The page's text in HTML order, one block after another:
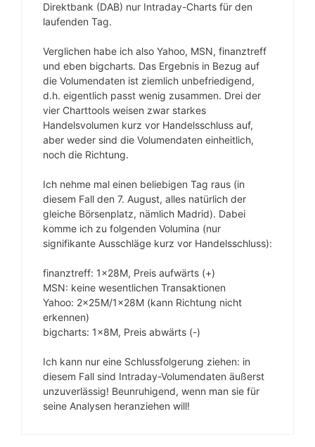
Direktbank (DAB) nur Intraday-Charts für den
laufenden Tag.
Verglichen habe ich also Yahoo, MSN, finanztreff
und eben bigcharts. Das Ergebnis in Bezug auf
die Volumendaten ist ziemlich unbefriedigend,
d.h. eigentlich passt wenig zusammen. Drei der
vier Charttools weisen zwar starkes
Handelsvolumen kurz vor Handelsschluss auf,
aber weder sind die Volumendaten einheitlich,
noch die Richtung.
Ich nehme mal einen beliebigen Tag raus (in
diesem Fall den 7. August, alles natürlich der
gleiche Börsenplatz, nämlich Madrid). Dabei
komme ich zu folgenden Volumina (nur
signifikante Ausschläge kurz vor Handelsschluss):
finanztreff: 1x28M, Preis aufwärts (+)
MSN: keine wesentlichen Transaktionen
Yahoo: 2x25M/1x28M (kann Richtung nicht
erkennen)
bigcharts: 1x8M, Preis abwärts (-)
Ich kann nur eine Schlussfolgerung ziehen: in
diesem Fall sind Intraday-Volumendaten äußerst
unzuverlässig! Beunruhigend, wenn man sie für
seine Analysen heranziehen will!